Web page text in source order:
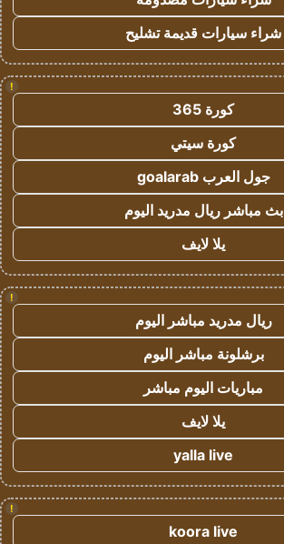
شراء سيارات قديمة تشليح
!
كورة 365
كورة سيتي
جول العرب goalarab
بث مباشر ريال مدريد اليوم
يلا لايف
!
ريال مدريد مباشر اليوم
برشلونة مباشر اليوم
مباريات اليوم مباشر
يلا لايف
yalla live
!
koora live